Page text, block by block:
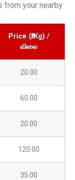
from your nearby
Price (₹/Kg) /
விலை
20.00
60.00
20.00
120.00
35.00